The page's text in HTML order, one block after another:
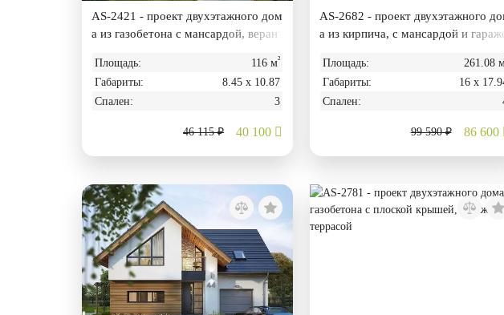
AS-2421 - проект двухэтажного дом
а из газобетона с мансардой, веран
Площадь: 116 м²
Габариты:
8.45 х 10.87
Спален:
3
46 115 ₽ 40 100
AS-2682 - проект двухэтажного
а из кирпича, с мансардой и
Площадь: 261.08
Габариты:
16 х
Спален:
99 590 ₽ 86 600